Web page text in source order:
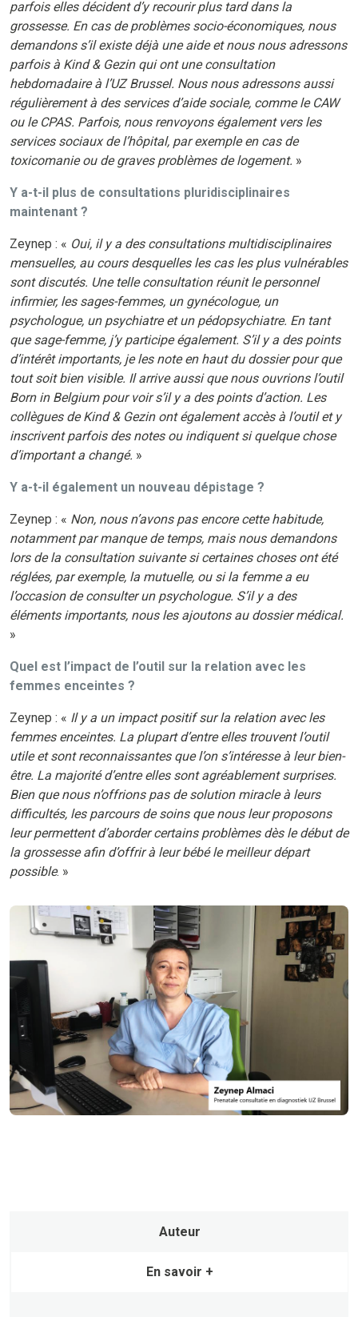
parfois elles décident d’y recourir plus tard dans la
grossesse. En cas de problèmes socio-économiques, nous
demandons s’il existe déjà une aide et nous nous adressons
parfois à Kind & Gezin qui ont une consultation
hebdomadaire à l’UZ Brussel. Nous nous adressons aussi
régulièrement à des services d’aide sociale, comme le CAW
ou le CPAS. Parfois, nous renvoyons également vers les
services sociaux de l’hôpital, par exemple en cas de
toxicomanie ou de graves problèmes de logement. »
Y a-t-il plus de consultations pluridisciplinaires
maintenant ?
Zeynep : « Oui, il y a des consultations multidisciplinaires
mensuelles, au cours desquelles les cas les plus vulnérables
sont discutés. Une telle consultation réunit le personnel
infirmier, les sages-femmes, un gynécologue, un
psychologue, un psychiatre et un pédopsychiatre. En tant
que sage-femme, j’y participe également. S’il y a des points
d’intérêt importants, je les note en haut du dossier pour que
tout soit bien visible. Il arrive aussi que nous ouvrions l’outil
Born in Belgium pour voir s’il y a des points d’action. Les
collègues de Kind & Gezin ont également accès à l’outil et y
inscrivent parfois des notes ou indiquent si quelque chose
d’important a changé. »
Y a-t-il également un nouveau dépistage ?
Zeynep : « Non, nous n’avons pas encore cette habitude,
notamment par manque de temps, mais nous demandons
lors de la consultation suivante si certaines choses ont été
réglées, par exemple, la mutuelle, ou si la femme a eu
l’occasion de consulter un psychologue. S’il y a des
éléments importants, nous les ajoutons au dossier médical.
»
Quel est l’impact de l’outil sur la relation avec les
femmes enceintes ?
Zeynep : « Il y a un impact positif sur la relation avec les
femmes enceintes. La plupart d’entre elles trouvent l’outil
utile et sont reconnaissantes que l’on s’intéresse à leur bien-
être. La majorité d’entre elles sont agréablement surprises.
Bien que nous n’offrions pas de solution miracle à leurs
difficultés, les parcours de soins que nous leur proposons
leur permettent d’aborder certains problèmes dès le début de
la grossesse afin d’offrir à leur bébé le meilleur départ
possible. »
Auteur
En savoir +